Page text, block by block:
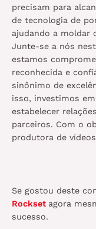
precisam para
de tecnologia de
ajudando a moldar
Junte-se a nós
estamos
reconhecida e
sinônimo de
isso, investimos
estabelecer
parceiros. Com o
produtora de
Se gostou deste
Rockset agora
sucesso.